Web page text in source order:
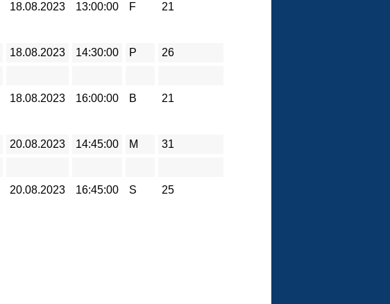
18.08.2023 13:00:00 F
21
18.08.2023 14:30:00 P
26
18.08.2023 16:00:00 B
21
20.08.2023 14:45:00 M
31
20.08.2023 16:45:00 S
25